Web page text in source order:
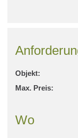
Objekt:
Max. Preis:
Wo